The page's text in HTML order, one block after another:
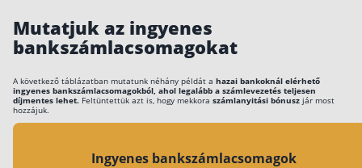
Mutatjuk az ingyenes
bankszámlacsomagokat
A következő táblázatban mutatunk néhány példát a hazai bankoknál elérhető
ingyenes bankszámlacsomagokból, ahol legalább a számlevezetés teljesen
díjmentes lehet. Feltüntettük azt is, hogy mekkora számlanyitási bónusz jár most
hozzájuk.
Ingyenes bankszámlacsomagok